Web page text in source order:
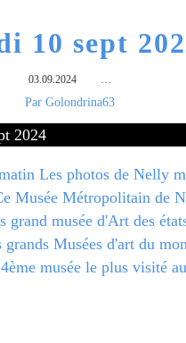
10 sept
03.09.2024 …
Par Golondrina63
Les photos de Nelly
Musée Métropolitain de
grand musée d'Art des
grands Musées d'art du
musée le plus visité au